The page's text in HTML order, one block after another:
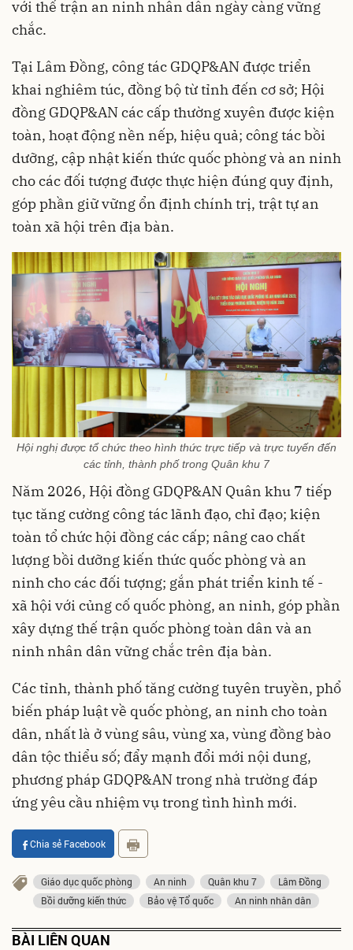
với thế trận an ninh nhân dân ngày càng vững
chắc.
Tại Lâm Đồng, công tác GDQP&AN được triển
khai nghiêm túc, đồng bộ từ tỉnh đến cơ sở; Hội
đồng GDQP&AN các cấp thường xuyên được kiện
toàn, hoạt động nền nếp, hiệu quả; công tác bồi
dưỡng, cập nhật kiến thức quốc phòng và an ninh
cho các đối tượng được thực hiện đúng quy định,
góp phần giữ vững ổn định chính trị, trật tự an
toàn xã hội trên địa bàn.
Hội nghị được tổ chức theo hình thức trực tiếp và trực tuyến đến
các tỉnh, thành phố trong Quân khu 7
Năm 2026, Hội đồng GDQP&AN Quân khu 7 tiếp
tục tăng cường công tác lãnh đạo, chỉ đạo; kiện
toàn tổ chức hội đồng các cấp; nâng cao chất
lượng bồi dưỡng kiến thức quốc phòng và an
ninh cho các đối tượng; gắn phát triển kinh tế -
xã hội với củng cố quốc phòng, an ninh, góp phần
xây dựng thế trận quốc phòng toàn dân và an
ninh nhân dân vững chắc trên địa bàn.
Các tỉnh, thành phố tăng cường tuyên truyền, phổ
biến pháp luật về quốc phòng, an ninh cho toàn
dân, nhất là ở vùng sâu, vùng xa, vùng đồng bào
dân tộc thiểu số; đẩy mạnh đổi mới nội dung,
phương pháp GDQP&AN trong nhà trường đáp
ứng yêu cầu nhiệm vụ trong tình hình mới.
Chia sẻ Facebook
Giáo dục quốc phòng An ninh Quân khu 7
Lâm Đồng
Bồi dưỡng kiến thức
Bảo vệ Tổ quốc An ninh nhân dân
BÀI LIÊN QUAN